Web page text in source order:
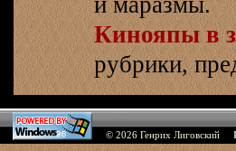
Кинояпы в
рубрики,
© 2026 Генрих Лиговский